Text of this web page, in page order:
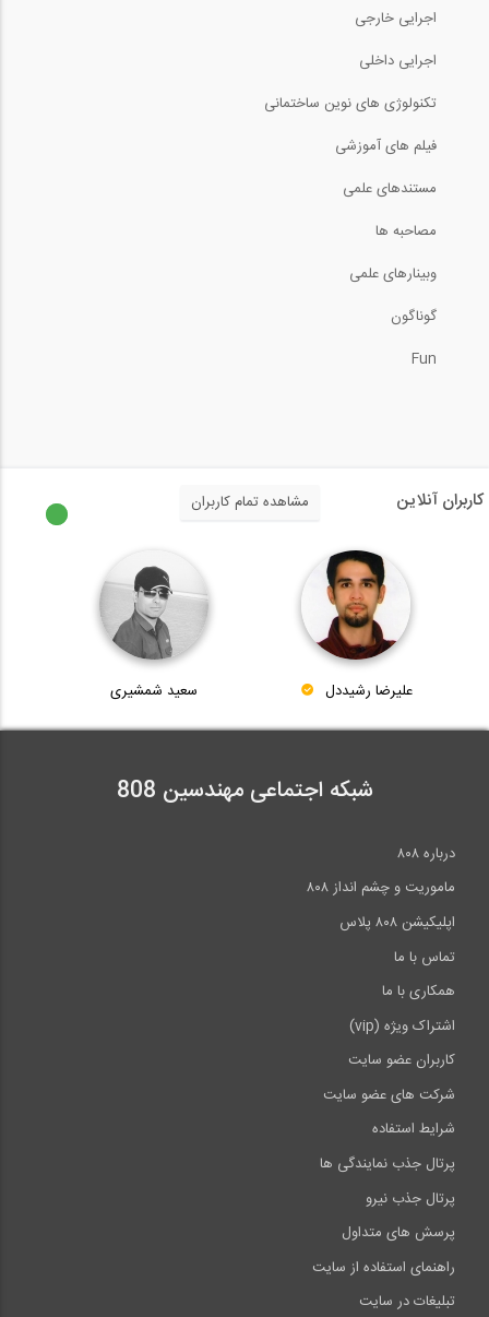
9:43
7:04
بخش پرسش و پاسخ چهارمین همایش
طراحی...
29:26
اجرایی خارجی
اجرایی داخلی
تکنولوژی های نوین ساختمانی
فیلم های آموزشی
مستندهای علمی
مصاحبه ها
وبینارهای علمی
گوناگون
Fun
کاربران آنلاین مشاهده تمام کاربران
علیرضا رشیددل سعید شمشیری
شبکه اجتماعی مهندسین 808
درباره ۸۰۸
ماموریت و چشم انداز ۸۰۸
اپلیکیشن ۸۰۸ پلاس
تماس با ما
همکاری با ما
اشتراک ویژه (vip)
کاربران عضو سایت
شرکت های عضو سایت
شرایط استفاده
پرتال جذب نمایندگی ها
پرتال جذب نیرو
پرسش های متداول
راهنمای استفاده از سایت
تبلیغات در سایت